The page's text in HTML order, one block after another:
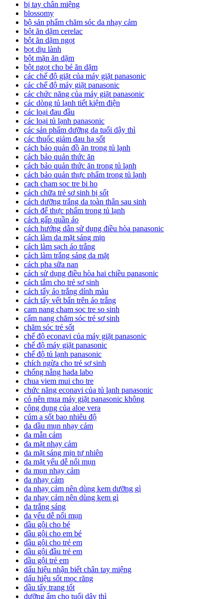
bị tay chân miệng
blossomy
bộ sản phẩm chăm sóc da nhạy cảm
bột ăn dặm cerelac
bột ăn dặm ngọt
bọt dịu lành
bột mặn ăn dặm
bột ngọt cho bé ăn dặm
các chế độ giặt của máy giặt panasonic
các chế độ máy giặt panasonic
các chức năng của máy giặt panasonic
các dòng tủ lạnh tiết kiệm điện
các loại đau đầu
các loại tủ lạnh panasonic
các sản phẩm dưỡng da tuổi dậy thì
các thuốc giảm đau hạ sốt
cách bảo quản đồ ăn trong tủ lạnh
cách bảo quản thức ăn
cách bảo quản thức ăn trong tủ lạnh
cách bảo quản thực phẩm trong tủ lạnh
cach cham soc tre bi ho
cách chữa trẻ sơ sinh bị sốt
cách dưỡng trắng da toàn thân sau sinh
cách để thực phẩm trong tủ lạnh
cách gấp quần áo
cách hướng dẫn sử dụng điều hòa panasonic
cách làm da mặt sáng mịn
cách làm sạch áo trắng
cách làm trắng sáng da mặt
cách pha sữa nan
cách sử dụng điều hòa hai chiều panasonic
cách tắm cho trẻ sơ sinh
cách tẩy áo trắng dính màu
cách tẩy vết bẩn trên áo trắng
cam nang cham soc tre so sinh
cẩm nang chăm sóc trẻ sơ sinh
chăm sóc trẻ sốt
chế độ econavi của máy giặt panasonic
chế độ máy giặt panasonic
chế độ tủ lạnh panasonic
chích ngừa cho trẻ sơ sinh
chống nắng hada labo
chua viem mui cho tre
chức năng econavi của tủ lạnh panasonic
có nên mua máy giặt panasonic không
công dụng của aloe vera
cúm a sốt bao nhiêu độ
da dầu mụn nhạy cảm
da mẫn cảm
da mặt nhạy cảm
da mặt sáng mịn tự nhiên
da mặt yếu dễ nổi mụn
da mụn nhạy cảm
da nhạy cảm
da nhạy cảm nên dùng kem dưỡng gì
da nhạy cảm nên dùng kem gì
da trắng sáng
da yếu dễ nổi mụn
dầu gội cho bé
dầu gội cho em bé
dầu gội cho trẻ em
dầu gội đầu trẻ em
dầu gội trẻ em
dấu hiệu nhận biết chân tay miệng
dấu hiệu sốt mọc răng
dầu tẩy trang tốt
dưỡng ẩm cho tuổi dậy thì